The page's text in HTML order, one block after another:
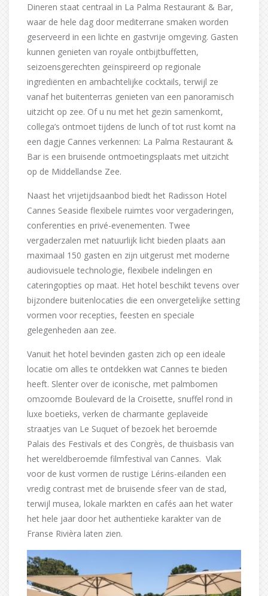
Dineren staat centraal in La Palma Restaurant & Bar,
waar de hele dag door mediterrane smaken worden
geserveerd in een lichte en gastvrije omgeving. Gasten
kunnen genieten van royale ontbijtbuffetten,
seizoensgerechten geïnspireerd op regionale
ingrediënten en ambachtelijke cocktails, terwijl ze
vanaf het buitenterras genieten van een panoramisch
uitzicht op zee. Of u nu met het gezin samenkomt,
collega’s ontmoet tijdens de lunch of tot rust komt na
een dagje Cannes verkennen: La Palma Restaurant &
Bar is een bruisende ontmoetingsplaats met uitzicht
op de Middellandse Zee.
Naast het vrijetijdsaanbod biedt het Radisson Hotel
Cannes Seaside flexibele ruimtes voor vergaderingen,
conferenties en privé-evenementen. Twee
vergaderzalen met natuurlijk licht bieden plaats aan
maximaal 150 gasten en zijn uitgerust met moderne
audiovisuele technologie, flexibele indelingen en
cateringopties op maat. Het hotel beschikt tevens over
bijzondere buitenlocaties die een onvergetelijke setting
vormen voor recepties, feesten en speciale
gelegenheden aan zee.
Vanuit het hotel bevinden gasten zich op een ideale
locatie om alles te ontdekken wat Cannes te bieden
heeft. Slenter over de iconische, met palmbomen
omzoomde Boulevard de la Croisette, snuffel rond in
luxe boetieks, verken de charmante geplaveide
straatjes van Le Suquet of bezoek het beroemde
Palais des Festivals et des Congrès, de thuisbasis van
het wereldberoemde filmfestival van Cannes. Vlak
voor de kust vormen de rustige Lérins-eilanden een
vredig contrast met de bruisende sfeer van de stad,
terwijl musea, lokale markten en cafés aan het water
het hele jaar door het authentieke karakter van de
Franse Rivièra laten zien.